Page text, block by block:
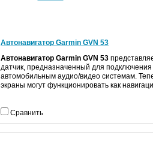
Автонавигатор Garmin GVN 53
Автонавигатор Garmin GVN 53
датчик, предназначенный для подключения
автомобильным аудио/видео системам.
экраны могут функционировать как
Сравнить